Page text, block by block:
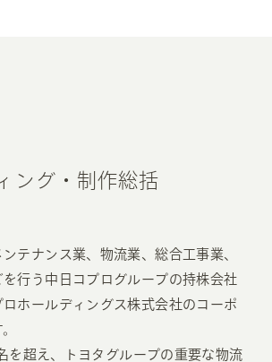
ング・制作総括
テナンス業、物流業、総合工事業、
行う中日コプログループの持株会社
ホールディングス株式会社のコーポ
を超え、トヨタグループの重要な物流